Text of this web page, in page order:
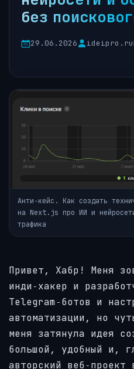
без
29.06.2026 ideipro.ru
Анти‑кейс. Как создать
на Next.js про ИИ и
трафика
Привет, Хабр! Меня
инди‑хакер и
Telegram‑ботов и
автоматизации, но
меня затянула идея
большой, удобный и,
авторский